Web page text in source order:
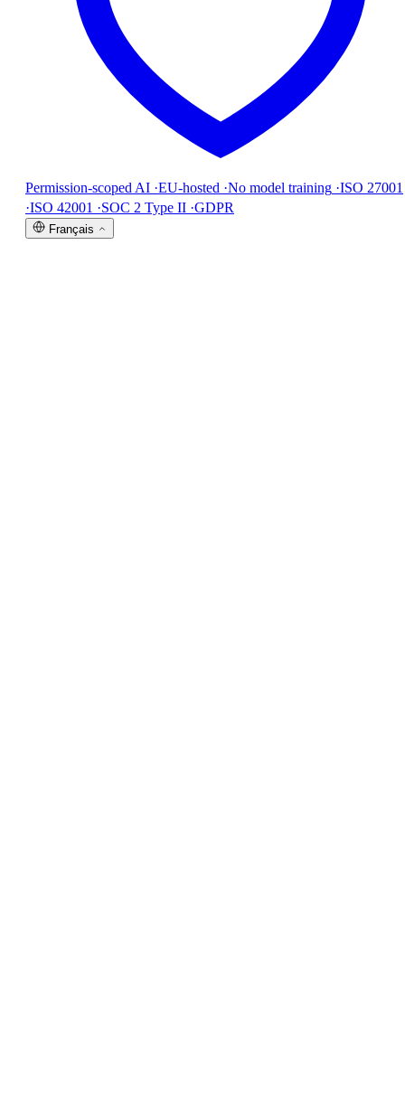
Permission-scoped AI ·EU-hosted ·No model training ·ISO 27001
·ISO 42001 ·SOC 2 Type II ·GDPR
Français